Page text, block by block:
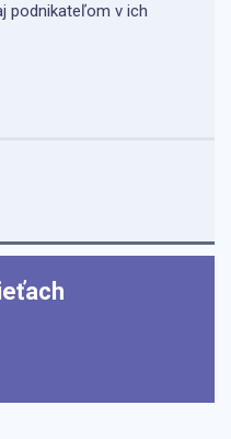
podnikateľom v ich